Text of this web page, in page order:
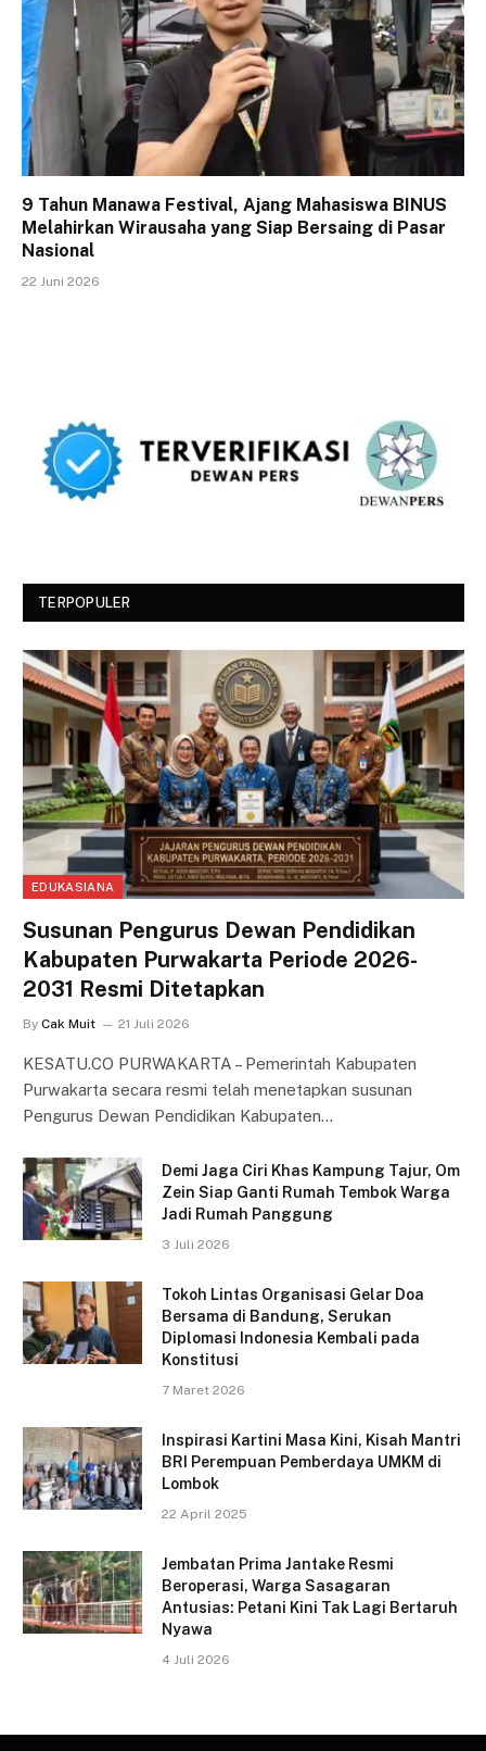
9 Tahun Manawa Festival, Ajang Mahasiswa BINUS
Melahirkan Wirausaha yang Siap Bersaing di Pasar
Nasional
22 Juni 2026
TERPOPULER
EDUKASIANA
Susunan Pengurus Dewan Pendidikan
Kabupaten Purwakarta Periode 2026-
2031 Resmi Ditetapkan
By Cak Muit 21 Juli 2026
KESATU.CO PURWAKARTA – Pemerintah Kabupaten
Purwakarta secara resmi telah menetapkan susunan
Pengurus Dewan Pendidikan Kabupaten…
Demi Jaga Ciri Khas Kampung Tajur, Om
Zein Siap Ganti Rumah Tembok Warga
Jadi Rumah Panggung
3 Juli 2026
Tokoh Lintas Organisasi Gelar Doa
Bersama di Bandung, Serukan
Diplomasi Indonesia Kembali pada
Konstitusi
7 Maret 2026
Inspirasi Kartini Masa Kini, Kisah Mantri
BRI Perempuan Pemberdaya UMKM di
Lombok
22 April 2025
Jembatan Prima Jantake Resmi
Beroperasi, Warga Sasagaran
Antusias: Petani Kini Tak Lagi Bertaruh
Nyawa
4 Juli 2026